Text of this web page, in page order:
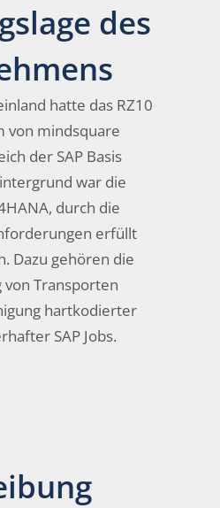
des
hatte das RZ10
von mindsquare
der SAP Basis
war die
durch die
erfüllt
Dazu gehören die
Transporten
hartkodierter
SAP Jobs.